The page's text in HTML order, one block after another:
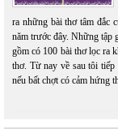
ra những bài thơ tâm đắc
năm trước đây. Những tập
gồm có 100 bài thơ lọc ra
thơ. Từ nay về sau tôi
nếu bất chợt có cảm hứng